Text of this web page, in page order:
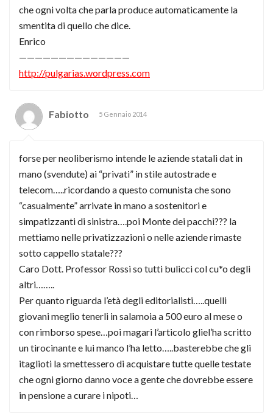
che ogni volta che parla produce automaticamente la
smentita di quello che dice.
Enrico
——————————————
http://pulgarias.wordpress.com
Fabiotto 5 Gennaio 2014
forse per neoliberismo intende le aziende statali dat in
mano (svendute) ai “privati” in stile autostrade e
telecom…..ricordando a questo comunista che sono
“casualmente” arrivate in mano a sostenitori e
simpatizzanti di sinistra….poi Monte dei pacchi??? la
mettiamo nelle privatizzazioni o nelle aziende rimaste
sotto cappello statale???
Caro Dott. Professor Rossi so tutti bulicci col cu*o degli
altri……..
Per quanto riguarda l’età degli editorialisti…..quelli
giovani meglio tenerli in salamoia a 500 euro al mese o
con rimborso spese…poi magari l’articolo gliel’ha scritto
un tirocinante e lui manco l’ha letto…..basterebbe che gli
itaglioti la smettessero di acquistare tutte quelle testate
che ogni giorno danno voce a gente che dovrebbe essere
in pensione a curare i nipoti…